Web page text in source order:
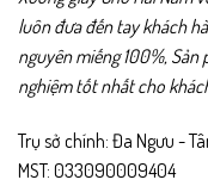
luôn đưa đến tay khách
nguyên miếng 100%,
nghiệm tốt nhất cho
Trụ sở chính: Đa Ngưu -
MST: 033090009404